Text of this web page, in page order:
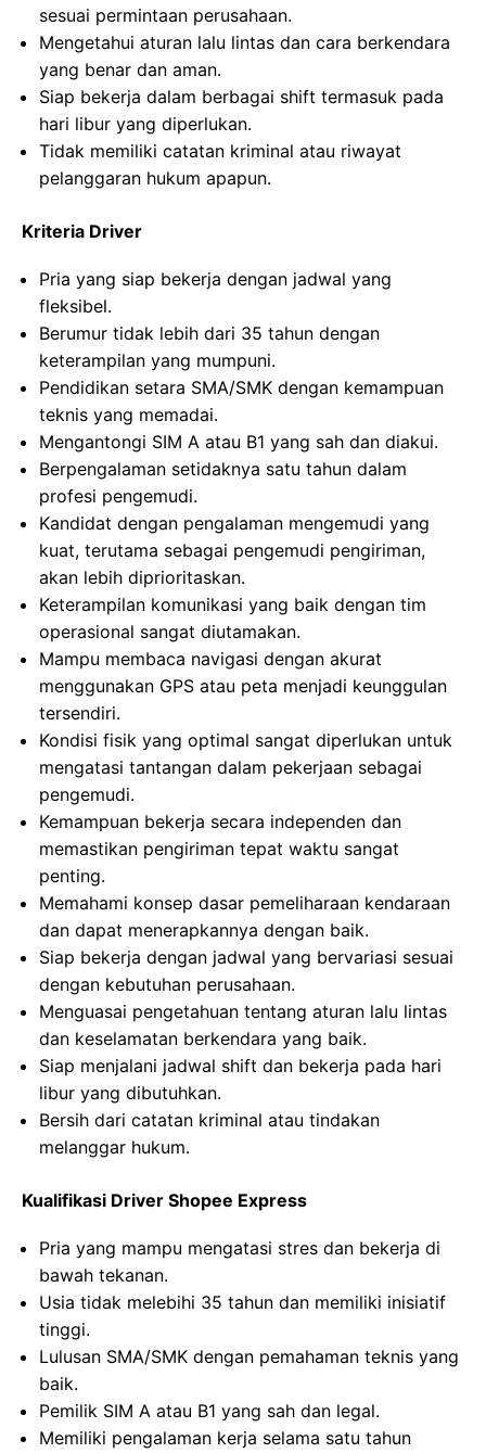
sesuai permintaan perusahaan.
Mengetahui aturan lalu lintas dan cara berkendara
yang benar dan aman.
Siap bekerja dalam berbagai shift termasuk pada
hari libur yang diperlukan.
Tidak memiliki catatan kriminal atau riwayat
pelanggaran hukum apapun.
Kriteria Driver
Pria yang siap bekerja dengan jadwal yang
fleksibel.
Berumur tidak lebih dari 35 tahun dengan
keterampilan yang mumpuni.
Pendidikan setara SMA/SMK dengan kemampuan
teknis yang memadai.
Mengantongi SIM A atau B1 yang sah dan diakui.
Berpengalaman setidaknya satu tahun dalam
profesi pengemudi.
Kandidat dengan pengalaman mengemudi yang
kuat, terutama sebagai pengemudi pengiriman,
akan lebih diprioritaskan.
Keterampilan komunikasi yang baik dengan tim
operasional sangat diutamakan.
Mampu membaca navigasi dengan akurat
menggunakan GPS atau peta menjadi keunggulan
tersendiri.
Kondisi fisik yang optimal sangat diperlukan untuk
mengatasi tantangan dalam pekerjaan sebagai
pengemudi.
Kemampuan bekerja secara independen dan
memastikan pengiriman tepat waktu sangat
penting.
Memahami konsep dasar pemeliharaan kendaraan
dan dapat menerapkannya dengan baik.
Siap bekerja dengan jadwal yang bervariasi sesuai
dengan kebutuhan perusahaan.
Menguasai pengetahuan tentang aturan lalu lintas
dan keselamatan berkendara yang baik.
Siap menjalani jadwal shift dan bekerja pada hari
libur yang dibutuhkan.
Bersih dari catatan kriminal atau tindakan
melanggar hukum.
Kualifikasi Driver Shopee Express
Pria yang mampu mengatasi stres dan bekerja di
bawah tekanan.
Usia tidak melebihi 35 tahun dan memiliki inisiatif
tinggi.
Lulusan SMA/SMK dengan pemahaman teknis yang
baik.
Pemilik SIM A atau B1 yang sah dan legal.
Memiliki pengalaman kerja selama satu tahun